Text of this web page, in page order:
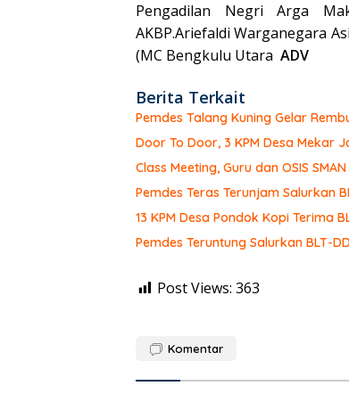
Pengadilan Negri Arga
AKBP.Ariefaldi Warganegara
(MC Bengkulu Utara ADV
Berita Terkait
Pemdes Talang Kuning Gelar
Door To Door, 3 KPM Desa Mekar
Class Meeting, Guru dan OSIS
Pemdes Teras Terunjam Salurkan
13 KPM Desa Pondok Kopi Terima
Pemdes Teruntung Salurkan BLT-
Post Views: 363
Komentar